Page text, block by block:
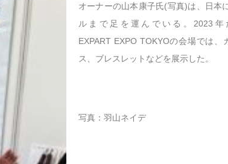
オーナーの山本康子氏(写真)は、日本
ルまで足を運んでいる。2023
EXPART EXPO TOKYOの会場では
ス、ブレスレットなどを展示した。
写真：羽山ネイデ